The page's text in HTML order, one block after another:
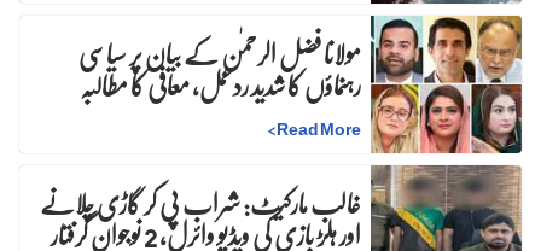
مولانا فضل الرحمٰن کے بیان پر سیاسی
رہنماؤں کا شدید ردعمل، معافی کا مطالبہ
Read More
>
غالب مارکیٹ: شراب پی کر گاڑی چلانے
اور ہلڑ بازی کی ویڈیو وائرل، 2 نوجوان گرفتار